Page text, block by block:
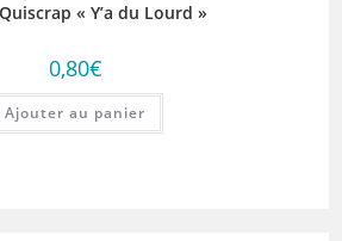
« Y’a du Lourd »
0,80€
Ajouter au panier